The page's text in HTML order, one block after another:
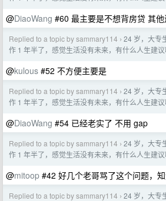
@DiaoWang #60 最主要是不想背房贷 其
Replied to a topic by sammary114 › 24 岁，大专
作 1 年半了，感觉生活没有未来，有什么人生建
@kulous #52 不方便主要是
Replied to a topic by sammary114 › 24 岁，大专
作 1 年半了，感觉生活没有未来，有什么人生建
@DiaoWang #54 已经老实了 不用 gap
Replied to a topic by sammary114 › 24 岁，大专
作 1 年半了，感觉生活没有未来，有什么人生建
@mitoop #42 好几个老哥骂了这个问题，
Replied to a topic by sammary114 › 24 岁，大专